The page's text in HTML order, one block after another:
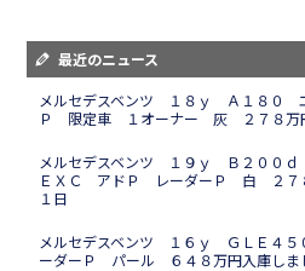
最近のニュース
メルセデスベンツ １８ｙ Ａ１８０
Ｐ 限定車 １オーナー 灰 ２７８万
メルセデスベンツ １９ｙ Ｂ２００
ＥＸＣ アドＰ レーダーＰ 白 ２７８
１日
メルセデスベンツ １６ｙ ＧＬＥ４
ーダーＰ パール ６４８万円入庫しま